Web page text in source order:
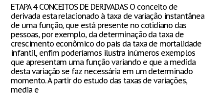
ETAPA 4 CONCEITOS DE DERIVADAS O conceito de
derivada esta relacionado à taxa de variação instantânea
de uma função, que está presente no cotidiano das
pessoas, por exemplo, da determinação da taxa de
crescimento econômico do pais da taxa de mortalidade
infantil, enfim poderíamos ilustra inúmeros exemplos
que apresentam uma função variando e que a medida
desta variação se faz necessária em um determinado
momento. A partir do estudo das taxas de variações,
media e